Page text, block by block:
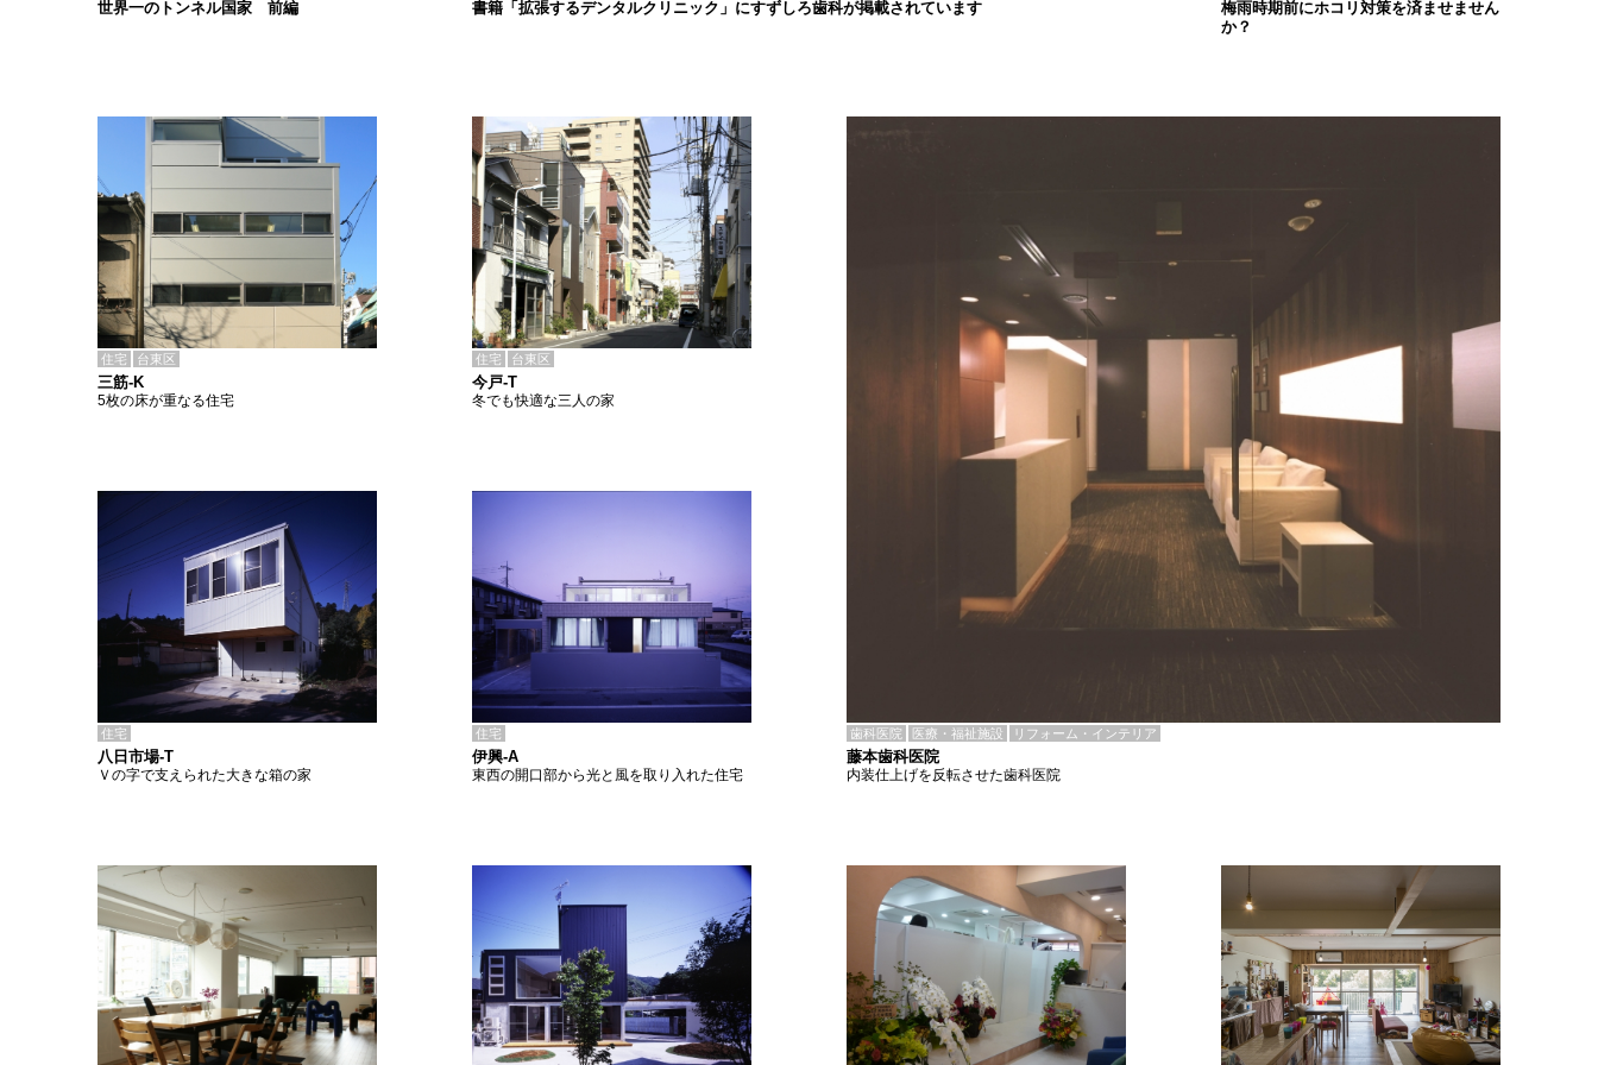
書籍「拡張するデンタルクリニック」にすずしろ歯科が掲載されています
世界一のトンネル国家 前編
梅雨時期前にホコリ対策を済ませません
か？
住宅 台東区
三筋-K
5枚の床が重なる住宅
住宅 台東区
今戸-T
冬でも快適な三人の家
住宅
八日市場-T
Ｖの字で支えられた大きな箱の家
住宅
伊興-A
東西の開口部から光と風を取り入れた住宅
歯科医院 医療・福祉施設 リフォーム・インテリア
藤本歯科医院
内装仕上げを反転させた歯科医院